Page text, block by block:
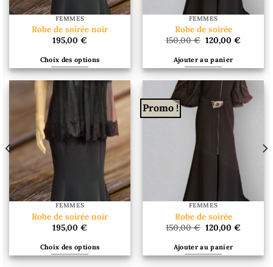
FEMMES
Robe de soirée noir
195,00 €
Choix des options
Ce
produit
a
variations.
Les
sur
la
page
produit
FEMMES
Robe de soirée
150,00€ Le
prix
initial
était :
150,00 €.
120,00€Le
120,00
Ajouter au panier
FEMMES
Robe de soirée noir
195,00 €
Choix des options
Ce
Promo !
FEMMES
Robe de soirée
150,00€ Le
prix
initial
était :
150,00 €.
120,00€Le
120,00
Ajouter au panier